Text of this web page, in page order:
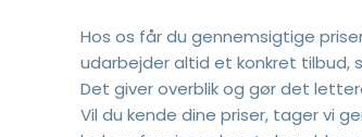
Hos os får du gennemsigtige
udarbejder altid et konkret tilbud,
Det giver overblik og gør det
Vil du kende dine priser, tager vi